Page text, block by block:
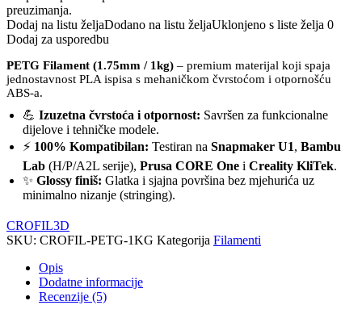
preuzimanja.
Dodaj na listu željaDodano na listu željaUklonjeno s liste želja 0
Dodaj za usporedbu
PETG Filament (1.75mm / 1kg) – premium materijal koji spaja
jednostavnost PLA ispisa s mehaničkom čvrstoćom i otpornošću
ABS-a.
💪 Izuzetna čvrstoća i otpornost: Savršen za funkcionalne
dijelove i tehničke modele.
⚡ 100% Kompatibilan: Testiran na Snapmaker U1, Bambu
Lab (H/P/A2L serije), Prusa CORE One i Creality KliTek.
✨ Glossy finiš: Glatka i sjajna površina bez mjehurića uz
minimalno nizanje (stringing).
CROFIL3D
SKU: CROFIL-PETG-1KG Kategorija Filamenti
Opis
Dodatne informacije
Recenzije (5)